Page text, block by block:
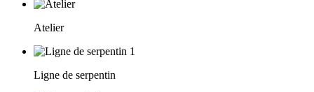
Atelier
Ligne de serpentin